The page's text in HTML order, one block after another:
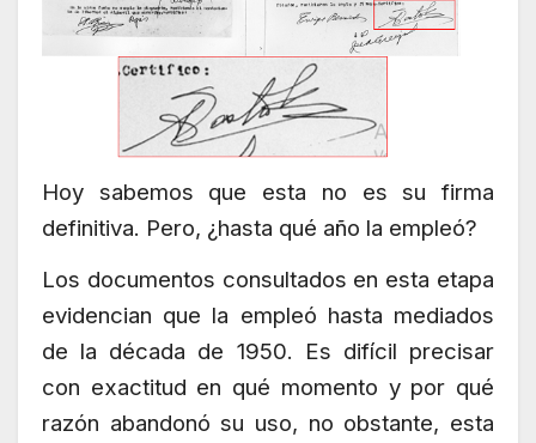
Hoy sabemos que esta no es su firma
definitiva. Pero, ¿hasta qué año la empleó?
Los documentos consultados en esta etapa
evidencian que la empleó hasta mediados
de la década de 1950. Es difícil precisar
con exactitud en qué momento y por qué
razón abandonó su uso, no obstante, esta